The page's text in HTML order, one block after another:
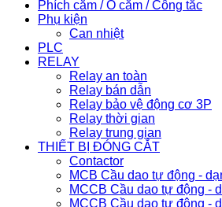
Phích cắm / Ổ cắm / Công tắc
Phụ kiện
Can nhiệt
PLC
RELAY
Relay an toàn
Relay bán dẫn
Relay bảo vệ động cơ 3P
Relay thời gian
Relay trung gian
THIẾT BỊ ĐÓNG CẮT
Contactor
MCB Cầu dao tự động -
MCCB Cầu dao tự động -
MCCB Cầu dao tự động -